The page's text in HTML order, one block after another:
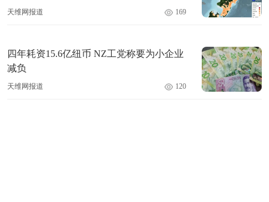
天维网报道 169
四年耗资15.6亿纽币 NZ工党称要为小企业
减负
天维网报道 120